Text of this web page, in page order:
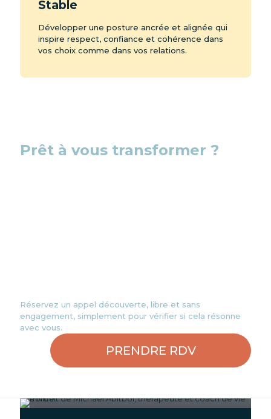
Stable
Développer une posture ancrée et alignée qui
inspire respect, confiance et cohérence dans
vos choix comme dans vos relations.
Prêt à vous transformer ?
Réservez un appel découverte, libre et sans
engagement, simplement pour vérifier si cela résonne
avec vous.
PRENDRE RDV